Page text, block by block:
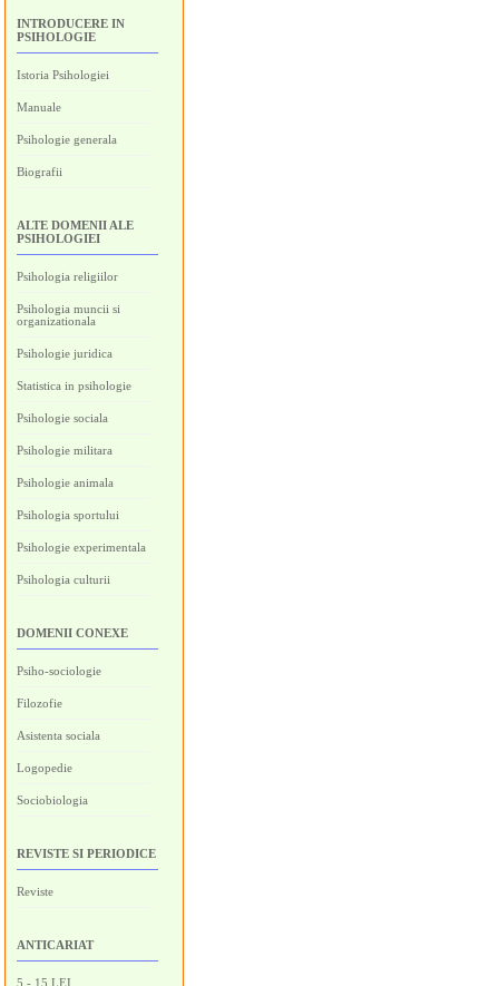
INTRODUCERE IN
PSIHOLOGIE
Istoria Psihologiei
Manuale
Psihologie generala
Biografii
ALTE DOMENII ALE
PSIHOLOGIEI
Psihologia religiilor
Psihologia muncii si
organizationala
Psihologie juridica
Statistica in psihologie
Psihologie sociala
Psihologie militara
Psihologie animala
Psihologia sportului
Psihologie experimentala
Psihologia culturii
DOMENII CONEXE
Psiho-sociologie
Filozofie
Asistenta sociala
Logopedie
Sociobiologia
REVISTE SI PERIODICE
Reviste
ANTICARIAT
5 - 15 LEI